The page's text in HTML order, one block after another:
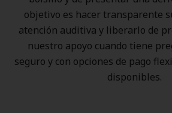
objetivo es hacer transparente
atención auditiva y liberarlo de
nuestro apoyo cuando tiene
seguro y con opciones de pago
disponibles.